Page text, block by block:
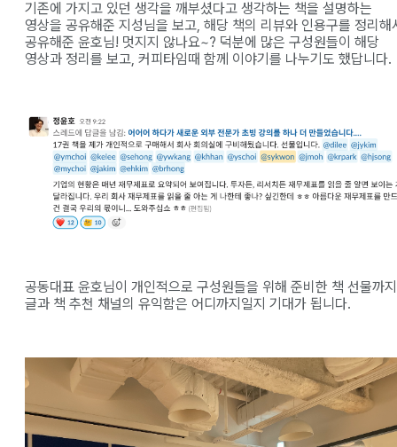
기존에 가지고 있던 생각을 깨부셨다고 생각하는 책을 설명하는
영상을 공유해준 지성님을 보고, 해당 책의 리뷰와 인용구를 정리해
공유해준 윤호님! 멋지지 않나요~? 덕분에 많은 구성원들이 해당
영상과 정리를 보고, 커피타임때 함께 이야기를 나누기도 했답니다.
공동대표 윤호님이 개인적으로 구성원들을 위해 준비한 책 선물까
글과 책 추천 채널의 유익함은 어디까지일지 기대가 됩니다.